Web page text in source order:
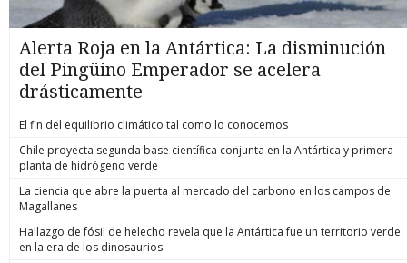
Alerta Roja en la Antártica: La disminución
del Pingüino Emperador se acelera
drásticamente
El fin del equilibrio climático tal como lo conocemos
Chile proyecta segunda base científica conjunta en la Antártica y primera
planta de hidrógeno verde
La ciencia que abre la puerta al mercado del carbono en los campos de
Magallanes
Hallazgo de fósil de helecho revela que la Antártica fue un territorio verde
en la era de los dinosaurios